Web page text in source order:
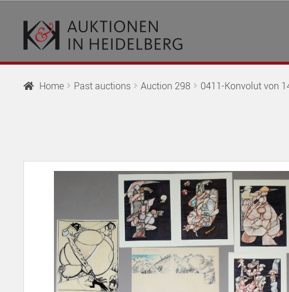
to
navigation
to
content
Home Past auctions Auction 298 0411-Konvolut von